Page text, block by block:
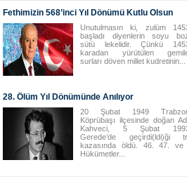
Fethimizin 568’inci Yıl Dönümü Kutlu Olsun
Unutulmasın ki, zulüm
başladı diyenlerin soyu
sütü lekelidir. Çünkü
karadan yürütülen
surları döven millet kudretinin...
28. Ölüm Yıl Dönümünde Anılıyor
20 Şubat 1949
Köprübaşı ilçesinde doğan
Kahveci, 5 Şubat
Gerede’de geçirdi(ldi)ği
kazasında öldü. 46. 47. ve
Hükümetler...